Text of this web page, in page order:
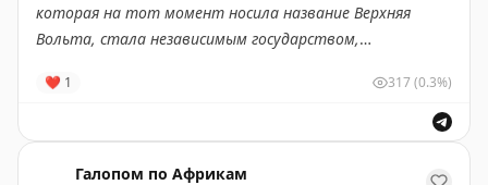
которая на тот момент носила название Верхняя
Вольта, стала независимым государством,
господства.
Что вы могли не знать об этой
западноафриканской стране?
❤ 1 317(0.3%)
Галопом по Африкам